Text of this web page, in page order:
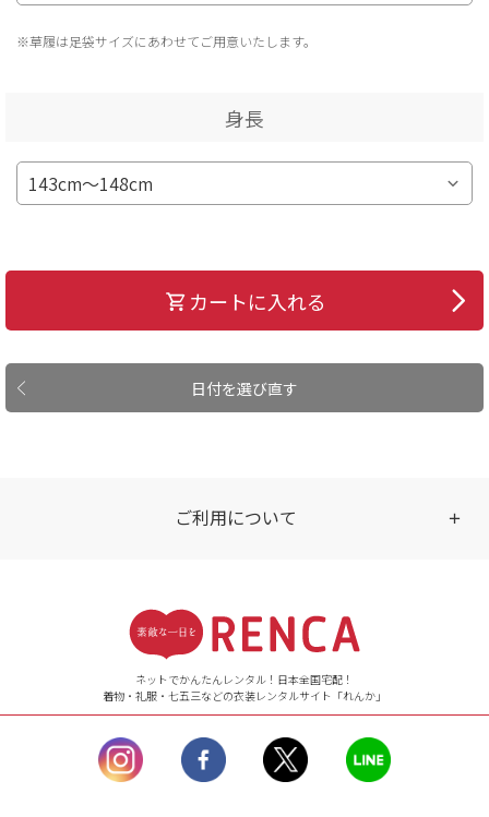
※草履は足袋サイズにあわせてご用意いたします。
身長
日付を選び直す
カートに入れる
ご利用について
【ご注文（インターネット）】
24時間年中無休
【お問い合わせ窓口（メー
ル）】10:00~17:00
土曜日、日曜日、臨
時休業日を除く。
営業時間外にいただ
ネットでかんたんレンタル！日本全国宅配！
着物・礼服・七五三などの衣装レンタルサイト「れんか」